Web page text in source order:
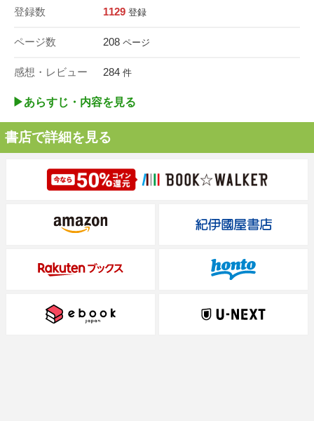
登録数 1129 登録
ページ数 208 ページ
感想・レビュー 284 件
▶︎あらすじ・内容を見る
書店で詳細を見る